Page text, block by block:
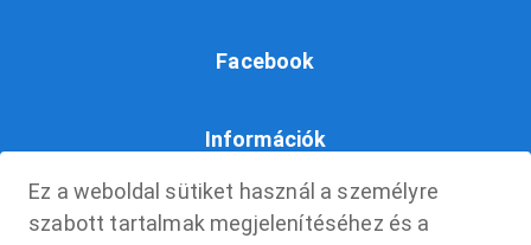
Ez a weboldal sütiket használ a személyre
szabott tartalmak megjelenítéséhez és a
Facebook
Információk
Dokumentumok